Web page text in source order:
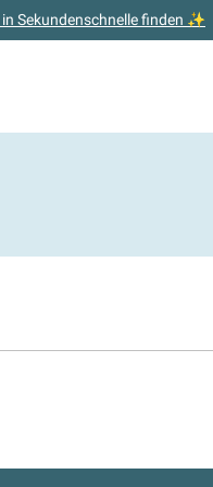
Sekundenschnelle finden ✨